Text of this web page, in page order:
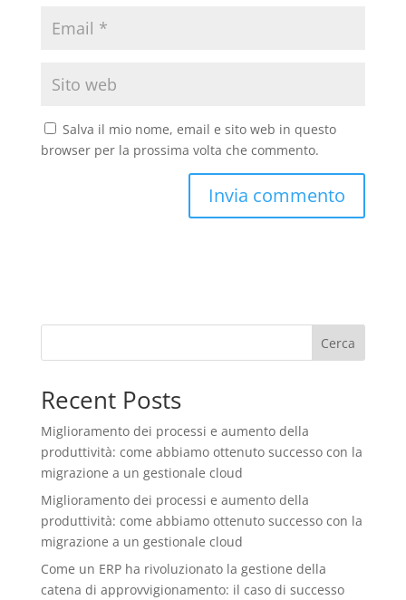
Salva il mio nome, email e sito web in questo
browser per la prossima volta che commento.
Cerca
Recent Posts
Miglioramento dei processi e aumento della
produttività: come abbiamo ottenuto successo con la
migrazione a un gestionale cloud
Miglioramento dei processi e aumento della
produttività: come abbiamo ottenuto successo con la
migrazione a un gestionale cloud
Come un ERP ha rivoluzionato la gestione della
catena di approvvigionamento: il caso di successo